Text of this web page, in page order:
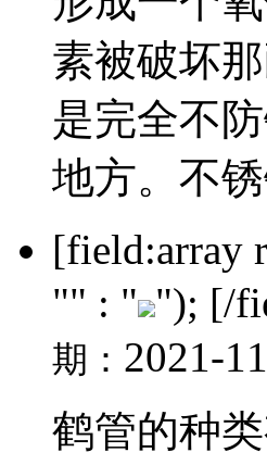
素被破坏
是完全不
地方。不
[field:array
"" : " "); [/
期： 2021-
鹤管的种